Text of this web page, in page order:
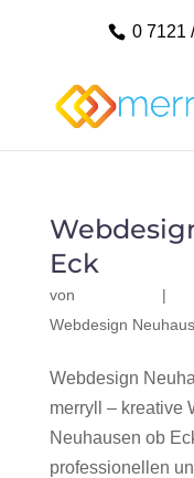
0 7121
Eck
von |
Webdesign
Webdesign
merryll – kreative
Neuhausen ob
professionellen